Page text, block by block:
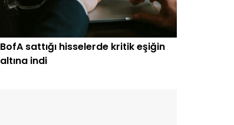
BofA sattığı hisselerde kritik eşiğin
altına indi